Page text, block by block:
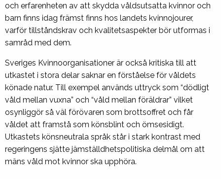
och erfarenheten av att skydda våldsutsatta kvinnor och
barn finns idag främst finns hos landets kvinnojourer,
varför tillståndskrav och kvalitetsaspekter bör utformas i
samråd med dem.
Sveriges Kvinnoorganisationer är också kritiska till att
utkastet i stora delar saknar en förståelse för våldets
könade natur. Till exempel används uttryck som “dödligt
våld mellan vuxna” och “våld mellan föräldrar” vilket
osynliggör så väl förövaren som brottsoffret och får
våldet att framstå som könsblint och ömsesidigt.
Utkastets könsneutrala språk står i stark kontrast med
regeringens sjätte jämställdhetspolitiska delmål om att
mäns våld mot kvinnor ska upphöra.